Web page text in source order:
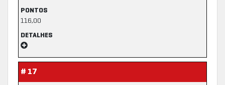
PONTOS
116,00
DETALHES
# 17